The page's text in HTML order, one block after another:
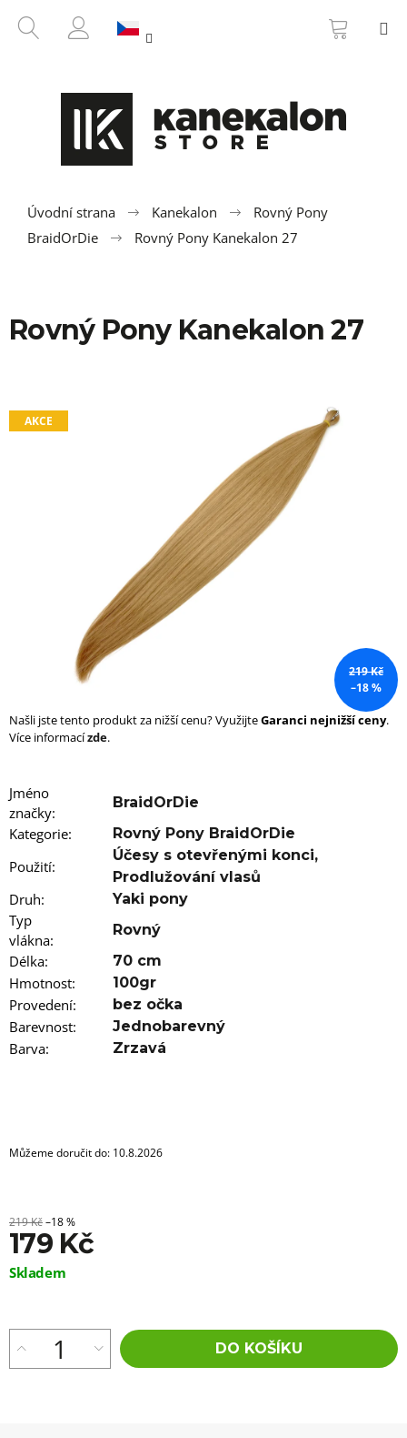
HLEDAT
PŘIHLÁŠENÍ
KOŠÍK
Úvodní strana Kanekalon
Rovný Pony
BraidOrDie
Rovný Pony Kanekalon 27
Rovný Pony Kanekalon 27
AKCE
219 Kč
–18 %
Našli jste tento produkt za nižší cenu? VyužijteGaranci nejnižší ceny.
Více informacízde.
Jméno
značky:
BraidOrDie
Kategorie: Rovný Pony BraidOrDie
Použití:
Účesy s otevřenými konci,
Prodlužování vlasů
Druh: Yaki pony
Typ
vlákna:
Rovný
Délka: 70 cm
Hmotnost: 100gr
Provedení: bez očka
Barevnost: Jednobarevný
Barva: Zrzavá
Můžeme doručit do: 10.8.2026
219 Kč–18 %
179 Kč
Měrná
Skladem
DO KOŠÍKU
ZPĚT
ZPĚT
e
j
e
n
a
HLEDAT
o
p
o
č
u
j
m
100%
JUMBO
BRAID
KANEKALON
4
SUPERBRAID
99
Kč
Původně: